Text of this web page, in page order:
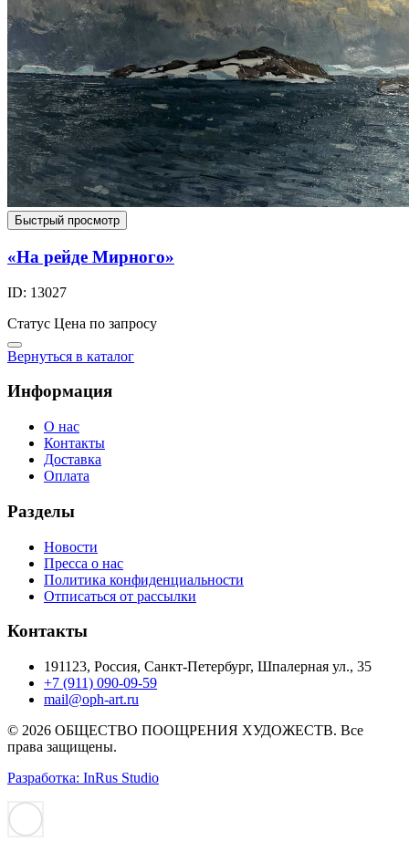
Быстрый просмотр
«На рейде Мирного»
ID: 13027
Статус Цена по запросу
Вернуться в каталог
Информация
О нас
Контакты
Доставка
Оплата
Разделы
Новости
Пресса о нас
Политика конфиденциальности
Отписаться от рассылки
Контакты
191123, Россия, Санкт-Петербург, Шпалерная ул., 35
+7 (911) 090-09-59
mail@oph-art.ru
© 2026 ОБЩЕСТВО ПООЩРЕНИЯ ХУДОЖЕСТВ. Все
права защищены.
Разработка: InRus Studio